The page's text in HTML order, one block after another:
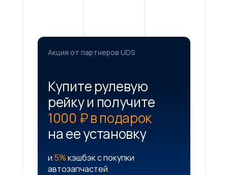
Купите рулевую
рейку и получите
1000 ₽ в подарок
на ее установку
и 5%кэшбэк с покупки
автозапчастей
Акция от партнеров UDS